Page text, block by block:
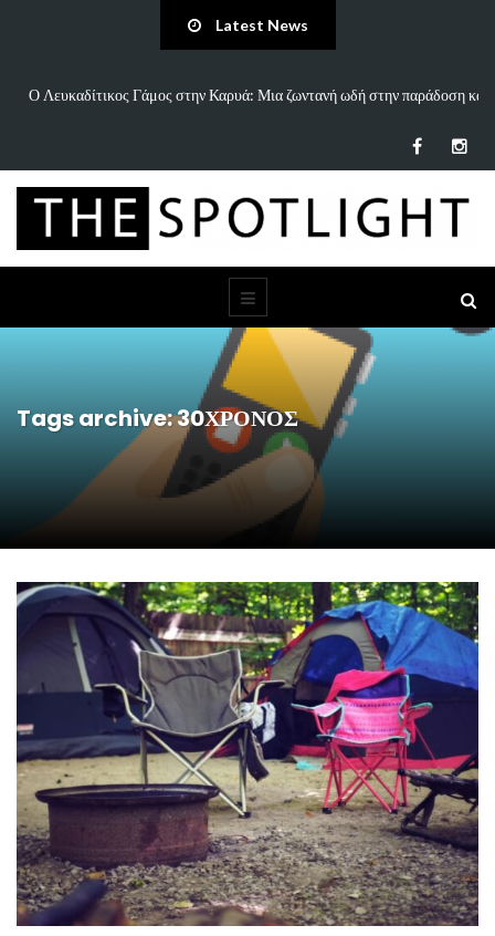
Latest News
ωδή στην παράδοση και «Άννα Είσαι Καλά;»: Το νέο τραγούδι του
Tags archive: 30ΧΡΟΝΟΣ